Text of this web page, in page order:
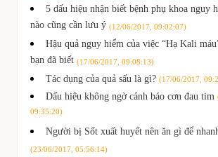
5 dấu hiệu nhận biết bệnh phụ khoa nguy
nào cũng cần lưu ý (12/06/2017, 09:02:07)
Hậu quả nguy hiểm của việc “Hạ Kali
bạn đã biết (17/06/2017, 09:08:13)
Tác dụng của quả sấu là gì? (17/06/2017,
Dấu hiệu không ngờ cảnh báo cơn đau tim
09:35:20)
Người bị Sốt xuất huyết nên ăn gì để
(23/06/2017, 05:56:14)